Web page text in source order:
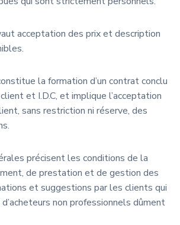
acceptation des prix et description
la formation d’un contrat conclu
et I.D.C, et implique l’acceptation
sans restriction ni réserve, des
précisent les conditions de la
de prestation et de gestion des
et suggestions par les clients qui
non professionnels dûment